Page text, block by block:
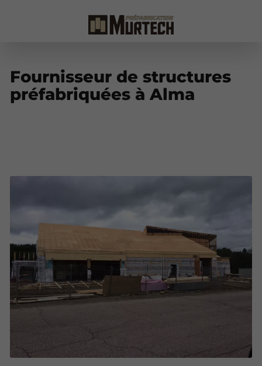
Fournisseur de structures
préfabriquées à Alma